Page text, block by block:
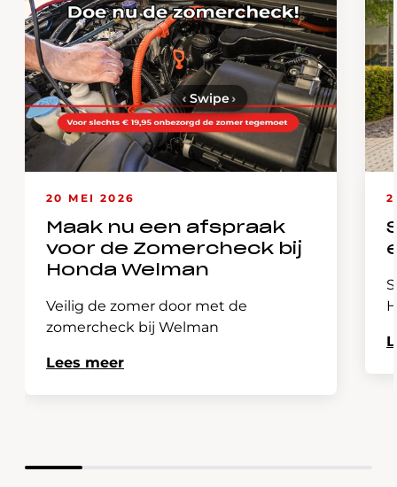
20 MEI 2026
Maak nu een afspraak
voor de Zomercheck bij
Honda Welman
Veilig de zomer door met de
zomercheck bij Welman
Lees meer
‹ Swipe›